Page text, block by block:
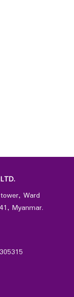
Ward
Myanmar.